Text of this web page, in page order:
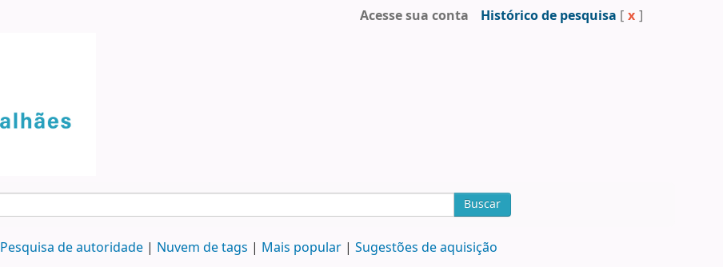
Acesse sua conta Histórico de pesquisa [ x ]
Buscar
Pesquisa de autoridade Nuvem de tags Mais popular Sugestões de aquisição